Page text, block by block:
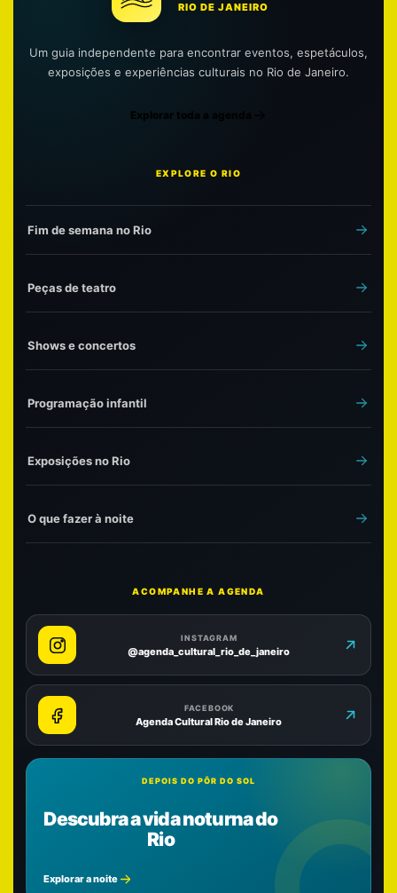
RIO DE JANEIRO
Um guia independente para encontrar eventos, espetáculos,
exposições e experiências culturais no Rio de Janeiro.
Explorar toda a agenda
EXPLORE O RIO
Fim de semana no Rio
Peças de teatro
Shows e concertos
Programação infantil
Exposições no Rio
O que fazer à noite
ACOMPANHE A AGENDA
INSTAGRAM
@agenda_cultural_rio_de_janeiro
FACEBOOK
Agenda Cultural Rio de Janeiro
DEPOIS DO PÔR DO SOL
Descubra a vida noturna do
Rio
Explorar a noite